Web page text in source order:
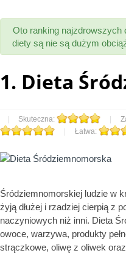
Oto ranking najzdrowszych
diety są nie są dużym
1. Dieta
| Skuteczna: |
|
Łatwa:
Śródziemnomorskiej ludzie w
żyją dłużej i rzadziej cierpią z
naczyniowych niż inni. Dieta
owoce, warzywa, produkty
strączkowe, oliwę z oliwek